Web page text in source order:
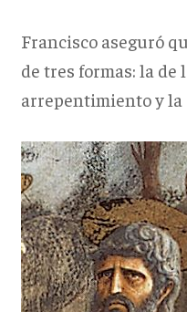
Francisco aseguró
de tres formas: la de
arrepentimiento y la